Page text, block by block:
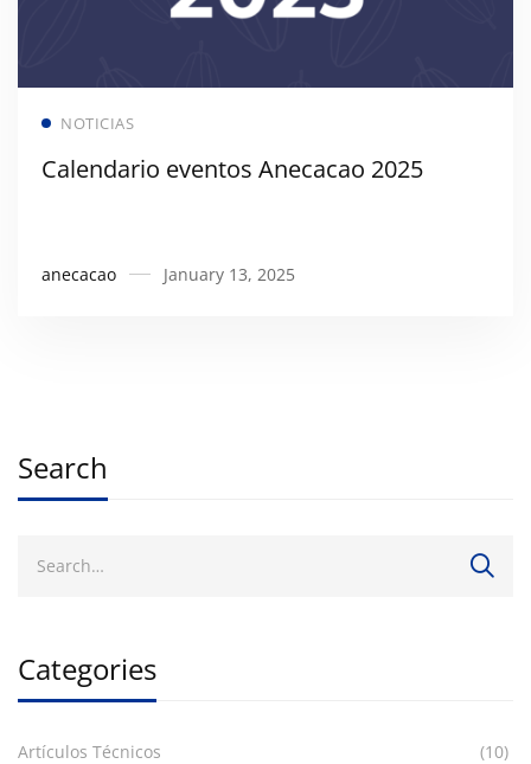
NOTICIAS
Calendario eventos Anecacao 2025
anecacao January 13, 2025
Search
Categories
Artículos Técnicos (10)